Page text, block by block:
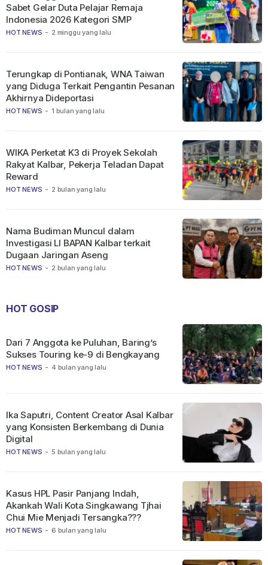
HOT NEWS - 2 minggu yang lalu
Sabet Gelar Duta Pelajar Remaja
Indonesia 2026 Kategori SMP
HOT NEWS - 1 bulan yang lalu
Terungkap di Pontianak, WNA Taiwan
yang Diduga Terkait Pengantin Pesanan
Akhirnya Dideportasi
HOT NEWS - 2 bulan yang lalu
WIKA Perketat K3 di Proyek Sekolah
Rakyat Kalbar, Pekerja Teladan Dapat
Reward
HOT NEWS - 2 bulan yang lalu
Nama Budiman Muncul dalam
Investigasi LI BAPAN Kalbar terkait
Dugaan Jaringan Aseng
HOT GOSIP
HOT NEWS - 4 bulan yang lalu
Dari 7 Anggota ke Puluhan, Baring’s
Sukses Touring ke-9 di Bengkayang
HOT NEWS - 5 bulan yang lalu
Ika Saputri, Content Creator Asal Kalbar
yang Konsisten Berkembang di Dunia
Digital
HOT NEWS - 6 bulan yang lalu
Kasus HPL Pasir Panjang Indah,
Akankah Wali Kota Singkawang Tjhai
Chui Mie Menjadi Tersangka???